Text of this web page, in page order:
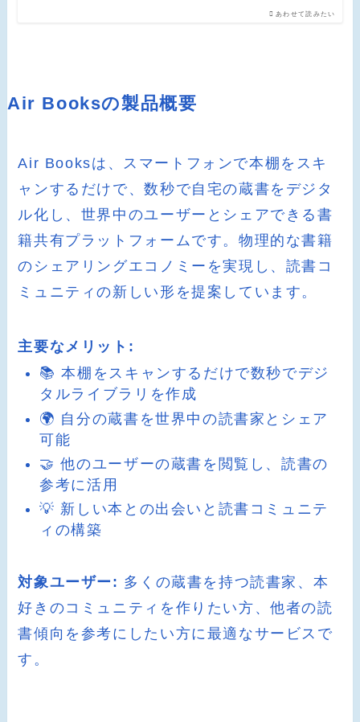
あわせて読みたい
Air Booksの製品概要
Air Booksは、スマートフォンで本棚をスキ
ャンするだけで、数秒で自宅の蔵書をデジタ
ル化し、世界中のユーザーとシェアできる書
籍共有プラットフォームです。物理的な書籍
のシェアリングエコノミーを実現し、読書コ
ミュニティの新しい形を提案しています。
主要なメリット:
📚 本棚をスキャンするだけで数秒でデジ
タルライブラリを作成
🌍 自分の蔵書を世界中の読書家とシェア
可能
🤝 他のユーザーの蔵書を閲覧し、読書の
参考に活用
💡 新しい本との出会いと読書コミュニテ
ィの構築
対象ユーザー: 多くの蔵書を持つ読書家、本
好きのコミュニティを作りたい方、他者の読
書傾向を参考にしたい方に最適なサービスで
す。